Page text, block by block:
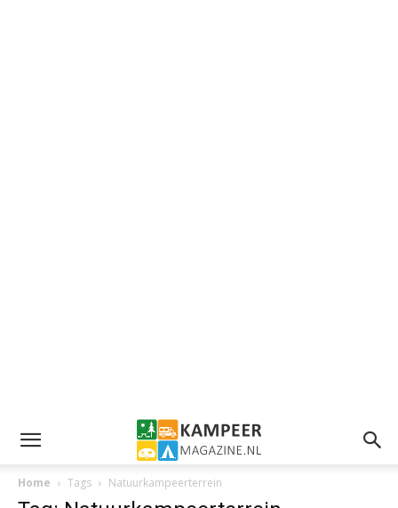
Home Tags Natuurkampeerterrein